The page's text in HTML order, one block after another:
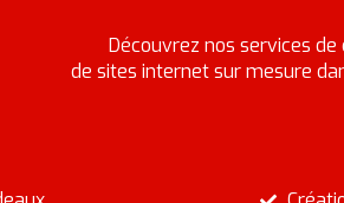
Découvrez nos services de
de sites internet sur mesure